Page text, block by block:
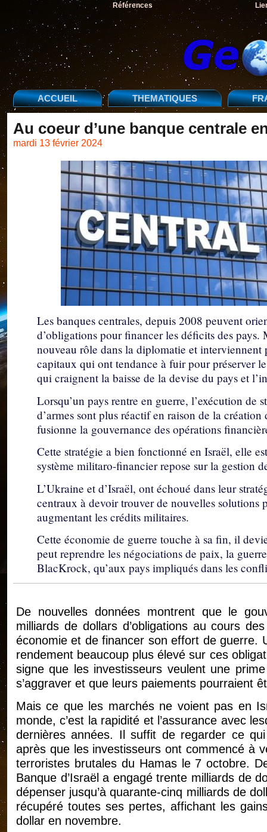
Références
ACCUEIL THEMATIQUES
Au coeur d’une banque centrale
mardi 13 février 2024
Les banques centrales, depuis 2008 peuvent
d’obligations pour financer les déficits des
nouveau rôle dans la diplomatie et
capitaux qui ont tendance à fuir pour préserver
qui craignent la baisse de la devise du pays et
Lorsqu’un pays rentre en guerre, l’exécution
d’armes sont plus réactif en raison de la
fusionne la gouvernance des opérations
Cette stratégie a bien fonctionné en Israël, elle
système militaro-financier repose sur la gestion
L’Ukraine et d’Israël, ont échoué dans leur
centraux à devoir trouver de nouvelles solutions
augmentant les crédits militaires.
Cette économie de guerre touche à sa fin, il
peut reprendre les négociations de paix, la
BlacKrock, qu’aux pays impliqués dans les
De nouvelles données montrent que le
milliards de dollars d’obligations au cours
économie et de financer son effort de guerre.
rendement beaucoup plus élevé sur ces
signe que les investisseurs veulent une
s’aggraver et que leurs paiements pourraient
Mais ce que les marchés ne voient pas en
monde, c’est la rapidité et l’assurance avec
dernières années. Il suffit de regarder ce
après que les investisseurs ont commencé à
terroristes brutales du Hamas le 7 octobre.
Banque d’Israël a engagé trente milliards de
dépenser jusqu’à quarante-cinq milliards de
récupéré toutes ses pertes, affichant les
dollar en novembre.